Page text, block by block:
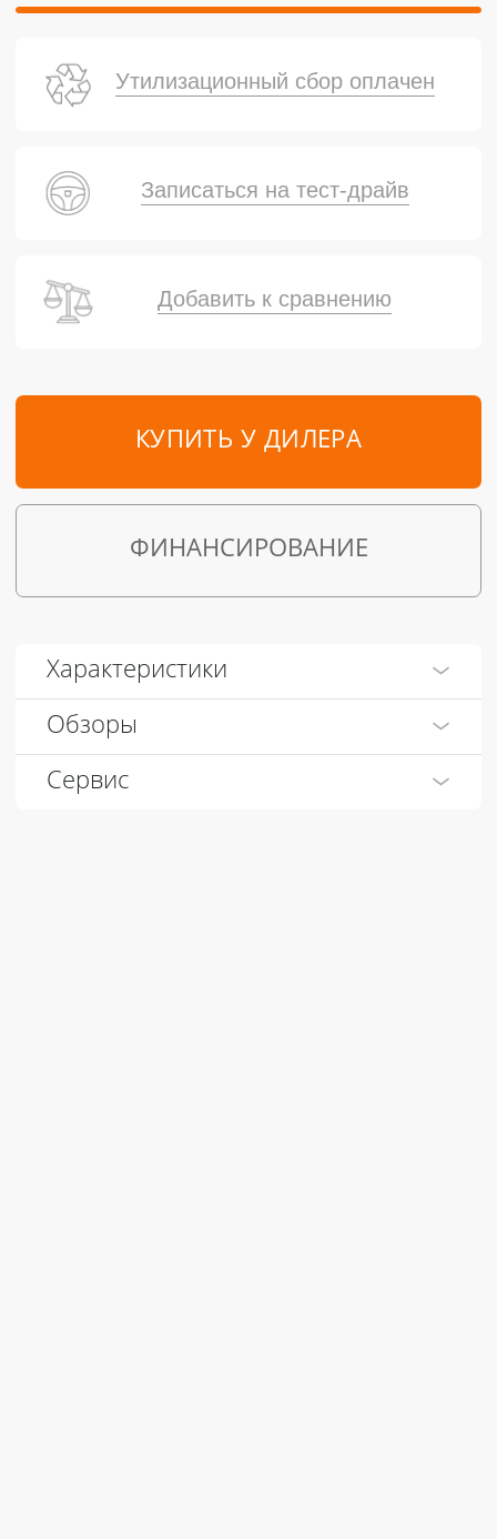
КУПИТЬ У ДИЛЕРА
Добавить к сравнению
ФИНАНСИРОВАНИЕ
Утилизационный сбор оплачен
Записаться на тест-драйв
Характеристики
Обзоры
Сервис